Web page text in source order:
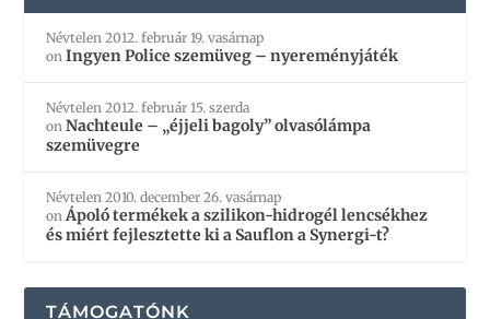
Névtelen 2012. február 19. vasárnap
onIngyen Police szemüveg – nyereményjáték
Névtelen 2012. február 15. szerda
onNachteule – „éjjeli bagoly” olvasólámpa
szemüvegre
Névtelen 2010. december 26. vasárnap
onÁpoló termékek a szilikon-hidrogél lencsékhez
és miért fejlesztette ki a Sauflon a Synergi-t?
TÁMOGATÓNK